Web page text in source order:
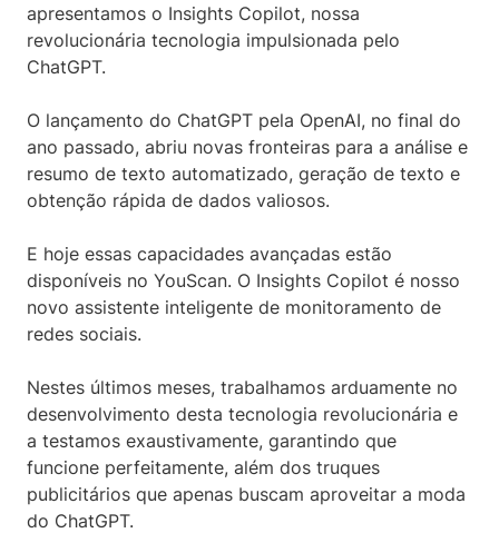
apresentamos o Insights Copilot, nossa
revolucionária tecnologia impulsionada pelo
ChatGPT.
O lançamento do ChatGPT pela OpenAI, no final do
ano passado, abriu novas fronteiras para a análise e
resumo de texto automatizado, geração de texto e
obtenção rápida de dados valiosos.
E hoje essas capacidades avançadas estão
disponíveis no YouScan. O Insights Copilot é nosso
novo assistente inteligente de monitoramento de
redes sociais.
Nestes últimos meses, trabalhamos arduamente no
desenvolvimento desta tecnologia revolucionária e
a testamos exaustivamente, garantindo que
funcione perfeitamente, além dos truques
publicitários que apenas buscam aproveitar a moda
do ChatGPT.